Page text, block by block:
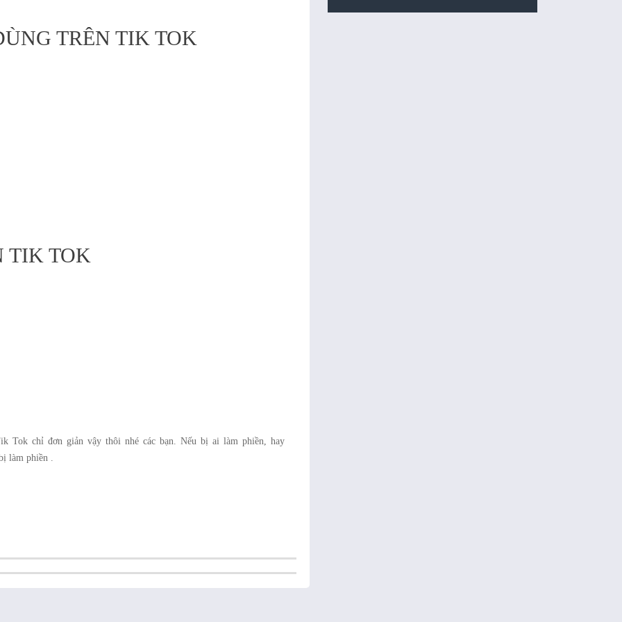
TRÊN TIK TOK
TIK TOK
Tok chỉ đơn giản vậy thôi nhé các bạn. Nếu bị ai làm phiền, hay
làm phiền .